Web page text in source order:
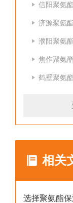
信阳聚氨
济源聚氨
濮阳聚氨
焦作聚氨
鹤壁聚氨
相关
选择聚氨酯